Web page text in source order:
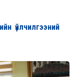
үйлчилгээний